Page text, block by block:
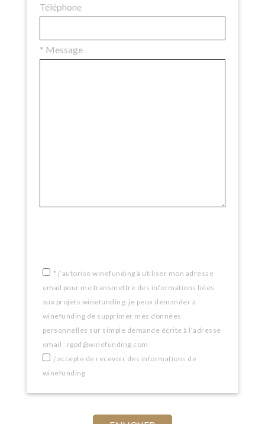
Téléphone
* Message
a
human,
ignore
this
field
* j’autorise winefunding à utiliser mon adresse
email pour me transmettre des informations liées
aux projets winefunding. je peux demander à
winefunding de supprimer mes données
personnelles sur simple demande écrite à l'adresse
email : rgpd@winefunding.com
j'accepte de recevoir des informations de
winefunding